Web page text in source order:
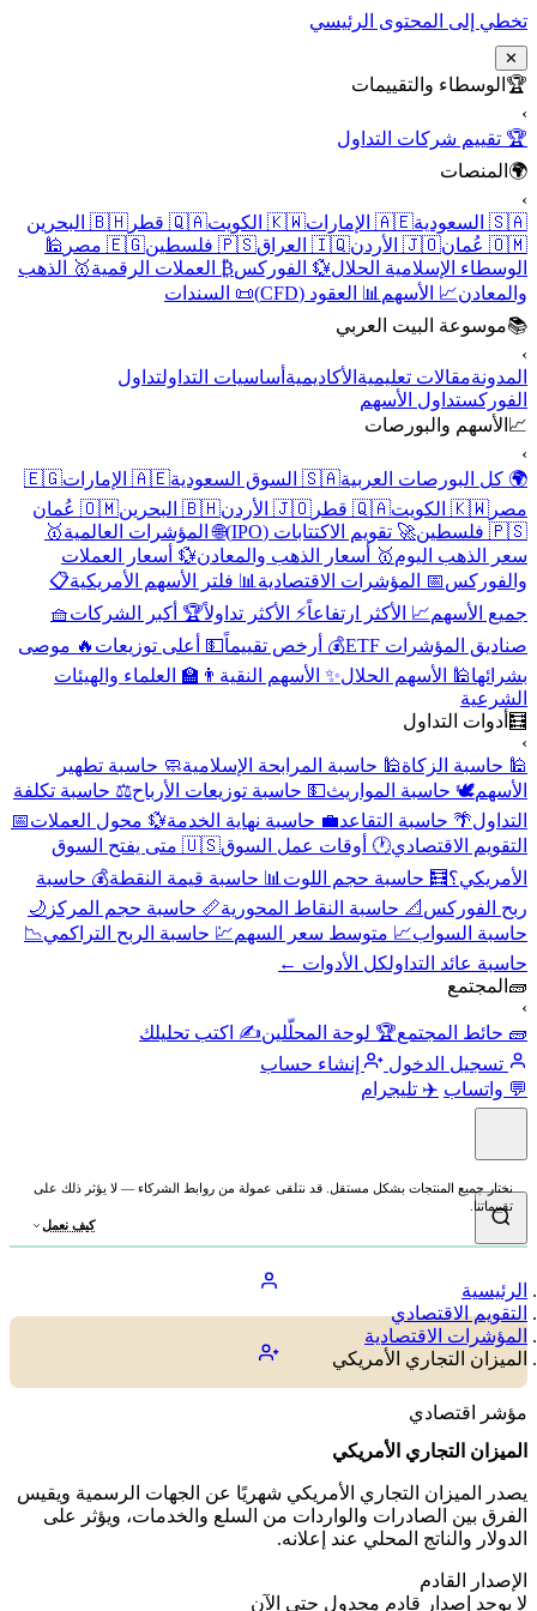
تخطي إلى المحتوى الرئيسي
✕
🏆 الوسطاء والتقييمات
›
🏆 تقييم شركات التداول
🌍 المنصات
›
🇸🇦 السعودية
🇦🇪 الإمارات 🇰🇼 الكويت 🇶🇦 قطر
🇧🇭 البحرين
🇴🇲 عُمان
🇯🇴 الأردن 🇮🇶 العراق 🇵🇸 فلسطين 🇪🇬 مصر
🕌
الوسطاء الإسلامية الحلال💱 الفوركس₿ العملات الرقمية🥇 الذهب
والمعادن📈 الأسهم 📊 العقود (CFD)
📜 السندات
📚موسوعة البيت العربي
›
المدونةمقالات تعليمية الأكاديمية أساسيات التداولتداول
الفوركستداول الأسهم
📈 الأسهم والبورصات
›
🌍 كل البورصات العربية🇸🇦 السوق السعودية 🇦🇪 الإمارات
🇪🇬
مصر 🇰🇼 الكويت 🇶🇦 قطر 🇯🇴 الأردن 🇧🇭 البحرين
🇴🇲 عُمان
🇵🇸 فلسطين
🚀 تقويم الاكتتابات (IPO) 🌐 المؤشرات العالمية🥇
سعر الذهب اليوم🥇 أسعار الذهب والمعادن💱 أسعار العملات
والفوركس📅 المؤشرات الاقتصادية 📊 فلتر الأسهم الأمريكية📋
جميع الأسهم📈 الأكثر ارتفاعاً⚡ الأكثر تداولاً🏆 أكبر الشركات🧺
صناديق المؤشرات ETF
💰 أرخص تقييماً💵 أعلى توزيعات 🔥 موصى
بشرائها🕌 الأسهم الحلال✨ الأسهم النقية 👨‍🏫 العلماء والهيئات
الشرعية
🧮 أدوات التداول
›
🕌 حاسبة الزكاة🕌 حاسبة المرابحة الإسلامية🧼 حاسبة تطهير
الأسهم🕊️ حاسبة المواريث💵 حاسبة توزيعات الأرباح⚖️ حاسبة تكلفة
التداول🌴 حاسبة التقاعد💼 حاسبة نهاية الخدمة💱 محول العملات📅
التقويم الاقتصادي🕐 أوقات عمل السوق
🇺🇸 متى يفتح السوق
الأمريكي؟🧮 حاسبة حجم اللوت 📊 حاسبة قيمة النقطة💰 حاسبة
ربح الفوركس 📐 حاسبة النقاط المحورية📏 حاسبة حجم المركز 🌙
حاسبة السواب📈 متوسط سعر السهم💹 حاسبة الربح التراكمي📉
حاسبة عائد التداولكل الأدوات ←
🧱 المجتمع
›
🧱 حائط المجتمع🏆 لوحة المحلّلين✍️ اكتب تحليلك
تسجيل الدخول
إنشاء حساب
💬 واتساب ✈️ تليجرام
نختار جميع المنتجات بشكل مستقل. قد نتلقى عمولة من روابط الشركاء — لا يؤثر ذلك على
تقييماتنا.
كيف نعمل
الرئيسية
التقويم الاقتصادي
المؤشرات الاقتصادية
الميزان التجاري الأمريكي
مؤشر اقتصادي
الميزان التجاري الأمريكي
يصدر الميزان التجاري الأمريكي شهريًا عن الجهات الرسمية ويقيس
الفرق بين الصادرات والواردات من السلع والخدمات، ويؤثر على
الدولار والناتج المحلي عند إعلانه.
الإصدار القادم
لا يوجد إصدار قادم مجدول حتى الآن